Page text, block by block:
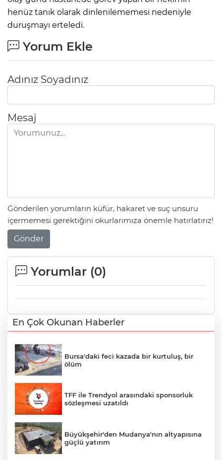
henüz tanık olarak dinlenilememesi nedeniyle
duruşmayı erteledi.
Yorum Ekle
Adınız Soyadınız
Mesaj
Gönderilen yorumların küfür, hakaret ve suç unsuru
içermemesi gerektiğini okurlarımıza önemle hatırlatırız!
Gönder
Yorumlar (0)
En Çok Okunan Haberler
Bursa'daki feci kazada bir kurtuluş, bir
ölüm
TFF ile Trendyol arasındaki sponsorluk
sözleşmesi uzatıldı
Büyükşehir'den Mudanya'nın altyapısına
güçlü yatırım